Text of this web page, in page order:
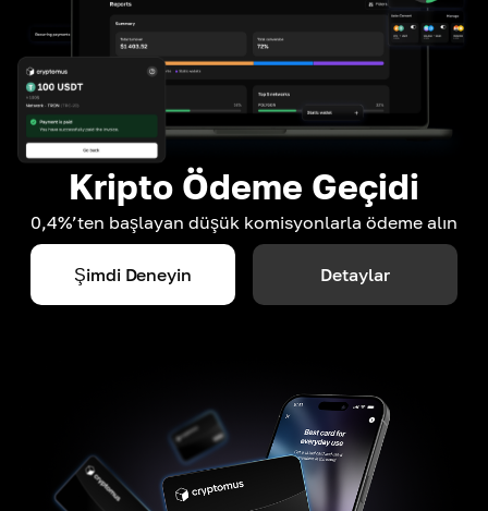
Kripto Ödeme Geçidi
0,4%’ten başlayan düşük komisyonlarla ödeme alın
Şimdi Deneyin Detaylar